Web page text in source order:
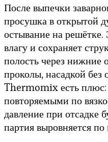
После выпечки
просушка в открытой
остывание на
влагу и сохраняет
полость через нижние
проколы, насадкой без
Thermomix есть
повторяемыми по
давление при отсадке
партия выровняется по